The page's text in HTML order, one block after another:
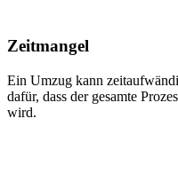
Zeitmangel
Ein Umzug kann
dafür, dass der gesamte
wird.